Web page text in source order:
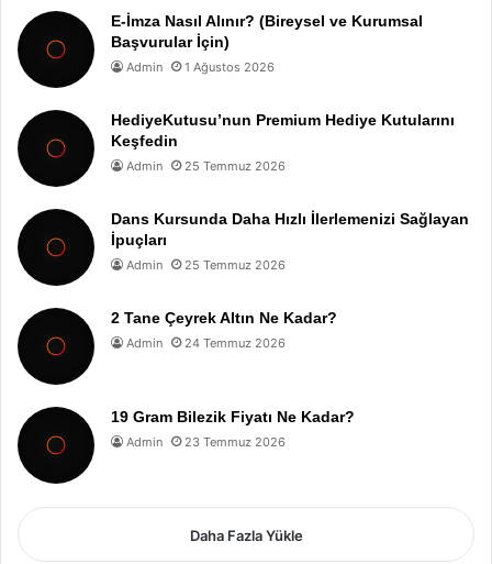
E-İmza Nasıl Alınır? (Bireysel ve Kurumsal
Başvurular İçin)
Admin 1 Ağustos 2026
HediyeKutusu’nun Premium Hediye Kutularını
Keşfedin
Admin 25 Temmuz 2026
Dans Kursunda Daha Hızlı İlerlemenizi Sağlayan
İpuçları
Admin 25 Temmuz 2026
2 Tane Çeyrek Altın Ne Kadar?
Admin 24 Temmuz 2026
19 Gram Bilezik Fiyatı Ne Kadar?
Admin 23 Temmuz 2026
Daha Fazla Yükle